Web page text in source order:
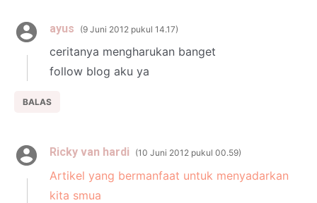
ayus 9 Juni 2012 pukul 14.17
ceritanya mengharukan banget
follow blog aku ya
BALAS
Ricky van hardi 10 Juni 2012 pukul 00.59
Artikel yang bermanfaat untuk menyadarkan
kita smua